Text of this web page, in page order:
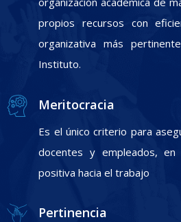
propios recursos con
organizativa más
Instituto.
Meritocracia
Es el único criterio para
docentes y empleados,
positiva hacia el trabajo
Pertinencia